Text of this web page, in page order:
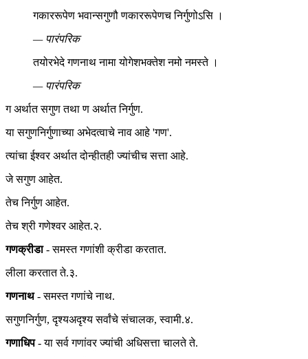
गकाररूपेण भवान्सगुणौ णकाररूपेणच निर्गुणोऽसि ।
— पारंपरिक
तयोरभेदे गणनाथ नामा योगेशभक्तेश नमो नमस्ते ।
— पारंपरिक
ग अर्थात सगुण तथा ण अर्थात निर्गुण.
या सगुणनिर्गुणाच्या अभेदत्वाचे नाव आहे 'गण'.
त्यांचा ईश्वर अर्थात दोन्हीतही ज्यांचीच सत्ता आहे.
जे सगुण आहेत.
तेच निर्गुण आहेत.
तेच श्री गणेश्वर आहेत.२.
गणक्रीडा- समस्त गणांशी क्रीडा करतात.
लीला करतात ते.३.
गणनाथ- समस्त गणांचे नाथ.
सगुणनिर्गुण, दृश्यअदृश्य सर्वांचे संचालक, स्वामी.४.
गणाधिप- या सर्व गणांवर ज्यांची अधिसत्ता चालते ते.